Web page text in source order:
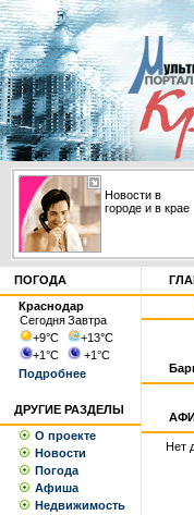
Новости в
городе и в крае
ПОГОДА
Краснодар
СегодняЗавтра
+9°С +13°С
+1°С +1°С
Подробнее
ДРУГИЕ РАЗДЕЛЫ
О проекте
Новости
Погода
Афиша
Недвижимость
Нет